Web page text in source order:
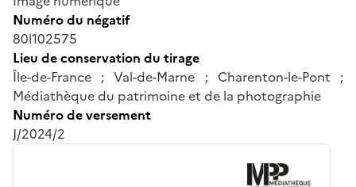
Numéro du négatif
80l102575
Lieu de conservation du tirage
Île-de-France ; Val-de-Marne ; Charenton-le-Pont ;
Médiathèque du patrimoine et de la photographie
Numéro de versement
J/2024/2